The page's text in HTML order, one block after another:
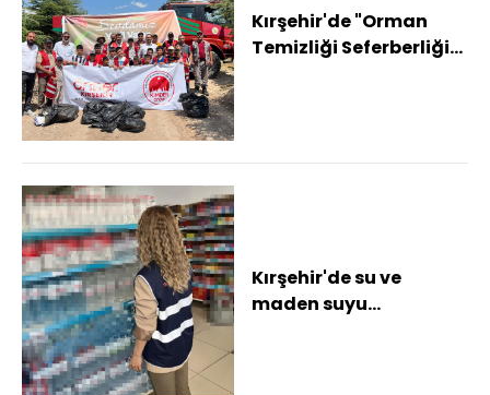
Kırşehir'de "Orman
Temizliği Seferberliği"
Kırşehir'de su ve
maden suyu